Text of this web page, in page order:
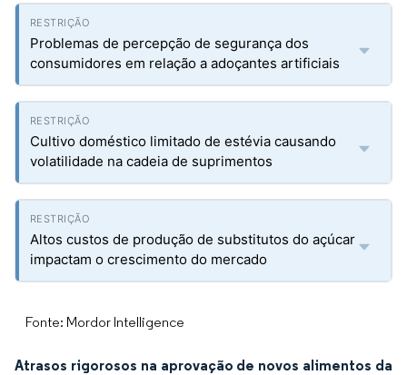
Problemas de percepção de segurança dos
consumidores em relação a adoçantes artificiais
Cultivo doméstico limitado de estévia causando
volatilidade na cadeia de suprimentos
Altos custos de produção de substitutos do açúcar
impactam o crescimento do mercado
Fonte: Mordor Intelligence
Atrasos rigorosos na aprovação de novos alimentos da